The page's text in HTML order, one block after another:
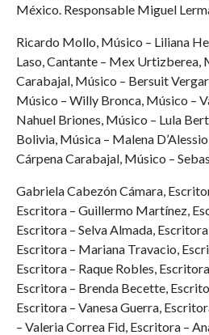
México. Responsable Miguel
Ricardo Mollo, Músico – Liliana
Laso, Cantante – Mex Urtizberea,
Carabajal, Músico – Bersuit
Músico – Willy Bronca, Músico –
Nahuel Briones, Músico – Lula
Bolivia, Música – Malena
Cárpena Carabajal, Músico –
Gabriela Cabezón Cámara,
Escritora – Guillermo Martínez,
Escritora – Selva Almada,
Escritora – Mariana Travacio,
Escritora – Raque Robles,
Escritora – Brenda Becette,
Escritora – Vanesa Guerra,
– Valeria Correa Fid, Escritora –